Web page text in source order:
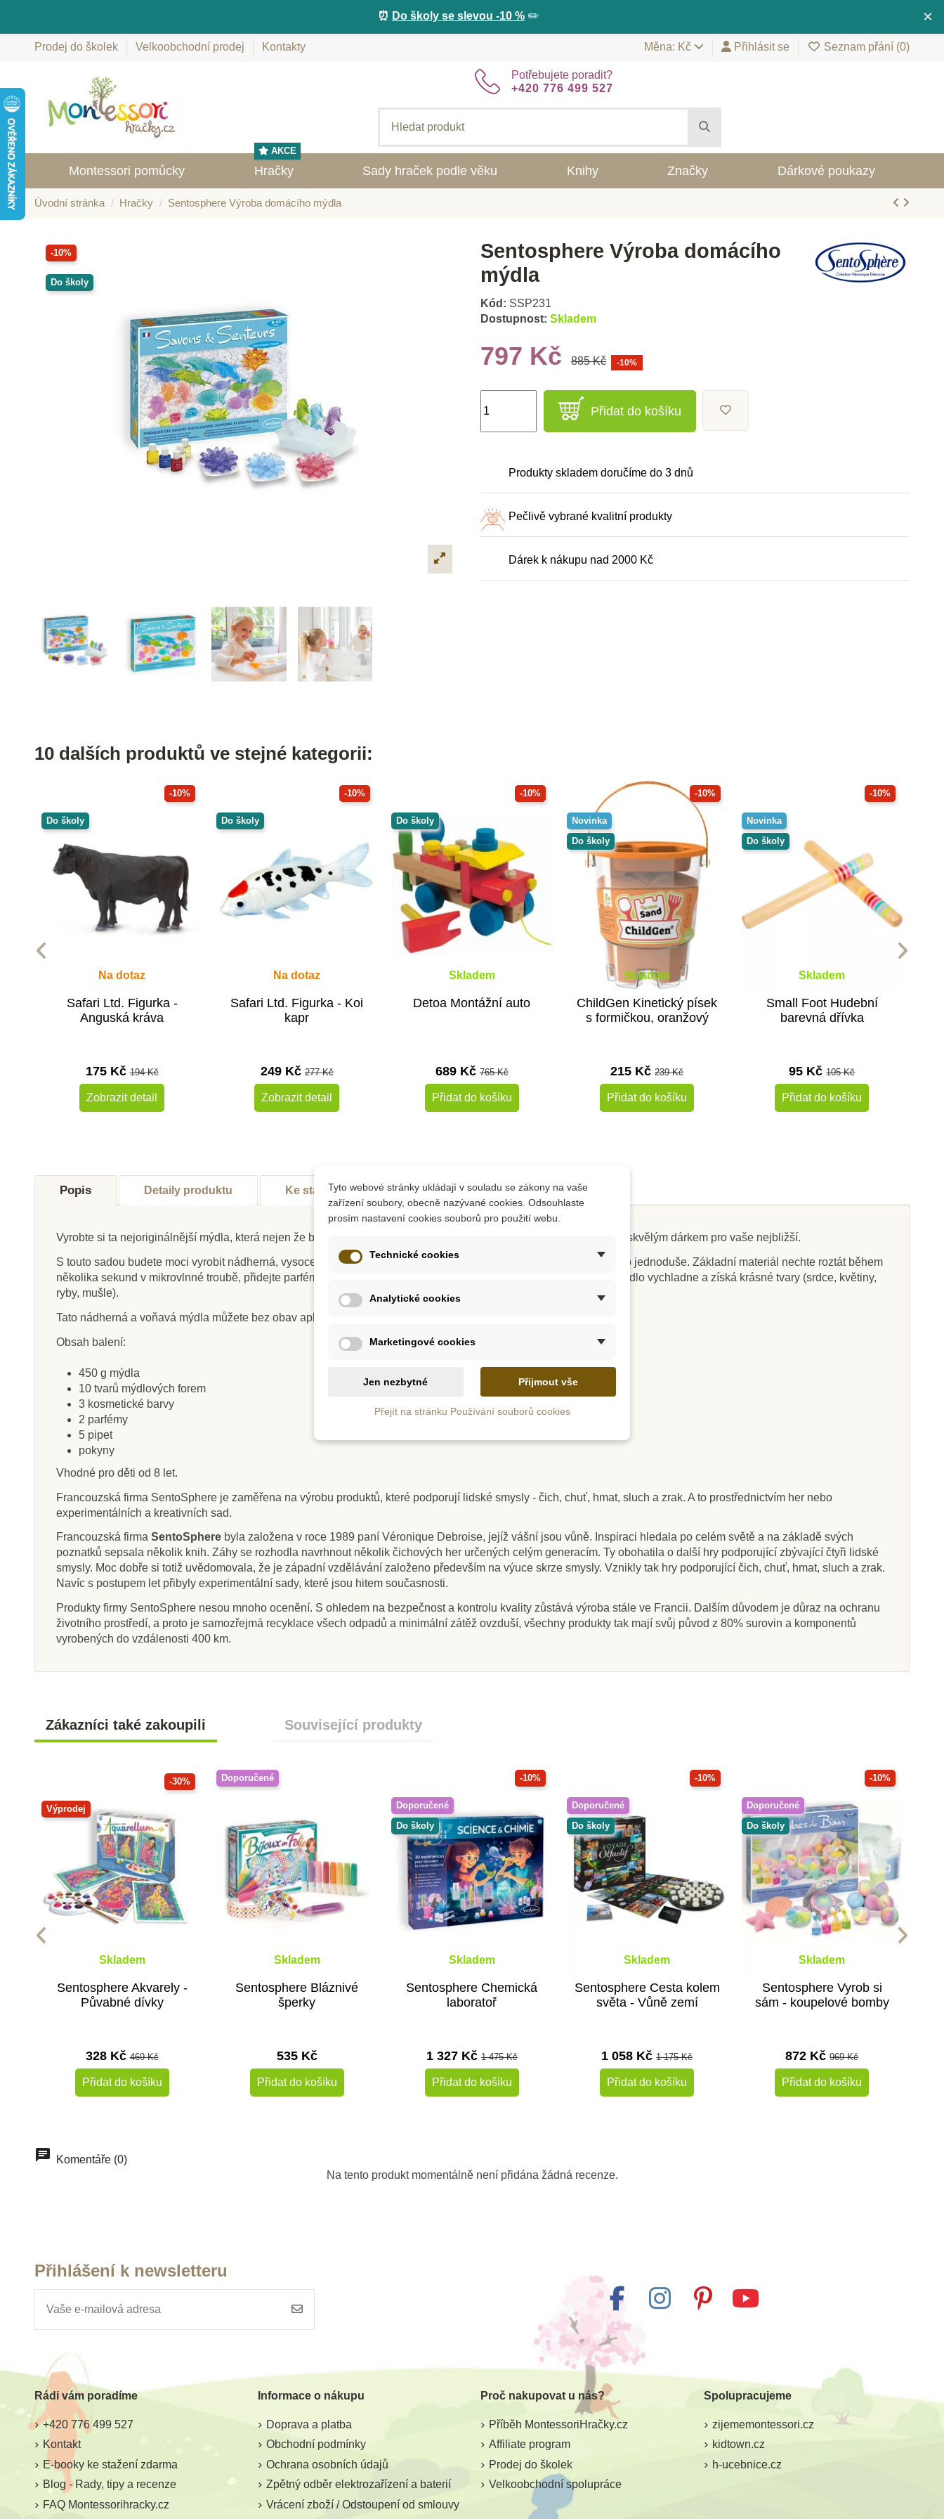
×
⏰ Do školy se slevou -10 % ✏️
Prodej do školek Velkoobchodní prodej Kontakty Měna: Kč Přihlásit se Seznam přání (0)
Potřebujete poradit?
+420 776 499 527
Montessori pomůcky Hračky
AKCE
Sady hraček podle věku Knihy Značky Dárkové poukazy
Úvodní stránka Hračky Sentosphere Výroba domácího mýdla
-10%
Do školy
Sentosphere Výroba domácího
mýdla
Kód: SSP231
Dostupnost: Skladem
797 Kč 885 Kč -10%
Přidat do košíku
Produkty skladem doručíme do 3 dnů
Pečlivě vybrané kvalitní produkty
Dárek k nákupu nad 2000 Kč
10 dalších produktů ve stejné kategorii:
-10%
Do školy
Na dotaz
Safari Ltd. Figurka -
Anguská kráva
175 Kč194 Kč
Zobrazit detail
-10%
Do školy
Na dotaz
Safari Ltd. Figurka - Koi
kapr
249 Kč277 Kč
Zobrazit detail
-10%
Do školy
Skladem
Detoa Montážní auto
689 Kč 765 Kč
Přidat do košíku
-10%
Novinka
Do školy
Skladem
ChildGen Kinetický písek
s formičkou, oranžový
215 Kč239 Kč
Přidat do košíku
-10%
Novinka
Do školy
Skladem
Small Foot Hudební
barevná dřívka
95 Kč105 Kč
Přidat do košíku
Do školy
pro starší - piráti
503 Kč
Zobrazit detail
Do školy
Safari Ltd. Různozubec
samec gorily
na pískoviště
Popis Detaily produktu Ke stažení
Vyrobte si ta nejoriginálnější mýdla, která nejen že budou dělat praktickou ozdobu vaší koupelny, ale budou rovněž skvělým dárkem pro vaše nejbližší.
S touto sadou budete moci vyrobit nádherná, vysoce kvalitní mýdla, a to díky dodanému průhlednému glycerinu. A to jednoduše. Základní materiál nechte roztát během
několika sekund v mikrovlnné troubě, přidejte parfémy a barvy a nalijte mýdlo do formiček. Po několika minutách mýdlo vychladne a získá krásné tvary (srdce, květiny,
ryby, mušle).
Tato nádherná a voňavá mýdla můžete bez obav aplikovat i na tu nejcitlivější kůži.
Obsah balení:
450 g mýdla
10 tvarů mýdlových forem
3 kosmetické barvy
2 parfémy
5 pipet
pokyny
Vhodné pro děti od 8 let.
Francouzská firma SentoSphere je zaměřena na výrobu produktů, které podporují lidské smysly - čich, chuť, hmat, sluch a zrak. A to prostřednictvím her nebo
experimentálních a kreativních sad.
Francouzská firma SentoSphere byla založena v roce 1989 paní Véronique Debroise, jejíž vášní jsou vůně. Inspiraci hledala po celém světě a na základě svých
poznatků sepsala několik knih. Záhy se rozhodla navrhnout několik čichových her určených celým generacím. Ty obohatila o další hry podporující zbývající čtyři lidské
smysly. Moc dobře si totiž uvědomovala, že je západní vzdělávání založeno především na výuce skrze smysly. Vznikly tak hry podporující čich, chuť, hmat, sluch a zrak.
Navíc s postupem let přibyly experimentální sady, které jsou hitem současnosti.
Produkty firmy SentoSphere nesou mnoho ocenění. S ohledem na bezpečnost a kontrolu kvality zůstává výroba stále ve Francii. Dalším důvodem je důraz na ochranu
životního prostředí, a proto je samozřejmá recyklace všech odpadů a minimální zátěž ovzduší, všechny produkty tak mají svůj původ z 80% surovin a komponentů
vyrobených do vzdálenosti 400 km.
Zákazníci také zakoupili Související produkty
-30%
Výprodej
Skladem
Sentosphere Akvarely -
Půvabné dívky
328 Kč469 Kč
Přidat do košíku
Doporučené
Skladem
Sentosphere Bláznivé
šperky
535 Kč
Přidat do košíku
-10%
Doporučené
Do školy
Skladem
Sentosphere Chemická
laboratoř
1 327 Kč 1 475 Kč
Přidat do košíku
-10%
Doporučené
Do školy
Skladem
Sentosphere Cesta kolem
světa - Vůně zemí
1 058 Kč1 175 Kč
Přidat do košíku
-10%
Doporučené
Do školy
Skladem
Sentosphere Vyrob si
sám - koupelové bomby
872 Kč969 Kč
Přidat do košíku
Skladem
Přidat do košíku
Skladem
Přidat do košíku
Sentosphere Vytvoř si své
Skladem
Sentosphere Akvarely
junior - Motýli
Přidat do košíku
Komentáře (0)
Na tento produkt momentálně není přidána žádná recenze.
Přihlášení k newsletteru
Rádi vám poradíme
+420 776 499 527
Kontakt
E-booky ke stažení zdarma
Blog - Rady, tipy a recenze
FAQ Montessorihracky.cz
Informace o nákupu
Doprava a platba
Obchodní podmínky
Ochrana osobních údajů
Zpětný odběr elektrozařízení a baterií
Vrácení zboží / Odstoupení od smlouvy
Proč nakupovat u nás?
Příběh MontessoriHračky.cz
Affiliate program
Prodej do školek
Velkoobchodní spolupráce
Spolupracujeme
zijememontessori.cz
kidtown.cz
h-ucebnice.cz
Tyto webové stránky ukládají v souladu se zákony na vaše
zařízení soubory, obecně nazývané cookies. Odsouhlaste
prosím nastavení cookies souborů pro použití webu.
Technické cookies
Analytické cookies
Marketingové cookies
Jen nezbytné Přijmout vše
Přejít na stránku Používání souborů cookies